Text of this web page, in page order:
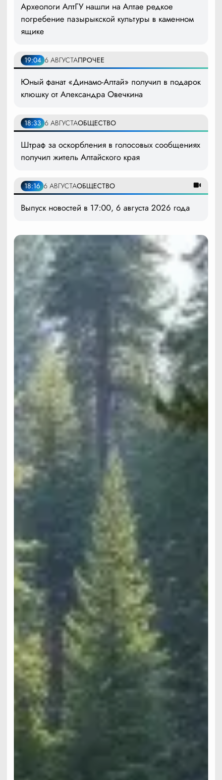
Археологи АлтГУ нашли на Алтае редкое
погребение пазырыкской культуры в каменном
ящике
19:04 6 АВГУСТАПРОЧЕЕ
Юный фанат «Динамо-Алтай» получил в подарок
клюшку от Александра Овечкина
18:33 6 АВГУСТАОБЩЕСТВО
Штраф за оскорбления в голосовых сообщениях
получил житель Алтайского края
18:16 6 АВГУСТАОБЩЕСТВО
Выпуск новостей в 17:00, 6 августа 2026 года